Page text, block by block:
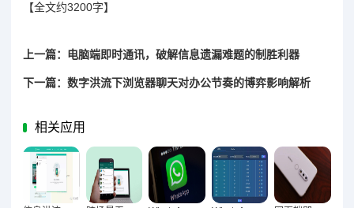
【全文约3200字】
上一篇：电脑端即时通讯，破解信息遗漏难题的制胜利器
下一篇：数字洪流下浏览器聊天对办公节奏的博弈影响解析
相关应用